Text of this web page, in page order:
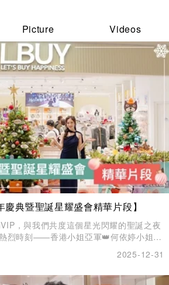
Picture Videos
慶典暨聖誕星耀盛會精華片段】
，與我們共度這個星光閃耀的聖誕之夜
烈時刻——香港小姐亞軍👑何依婷小姐驚
2025-12-31